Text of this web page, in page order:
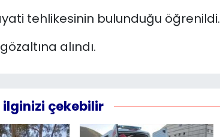
tehlikesinin bulunduğu öğrenildi.
alındı.
çekebilir